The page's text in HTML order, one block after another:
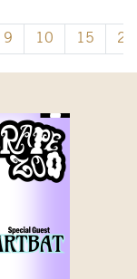
9 10 15 22